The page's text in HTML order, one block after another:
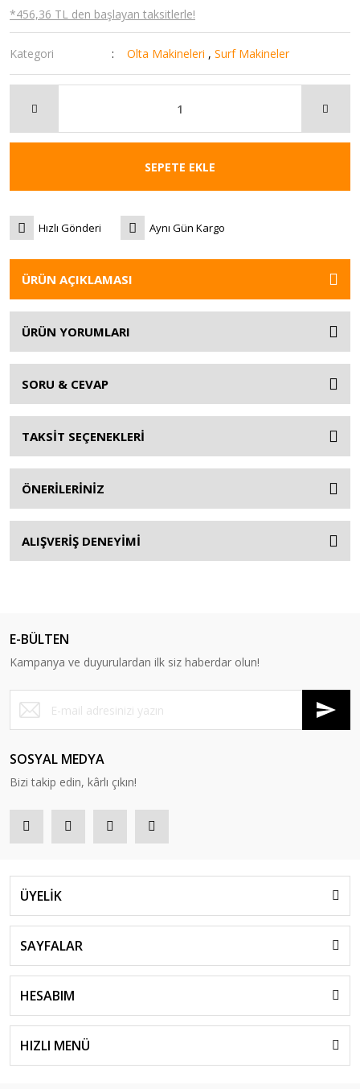
*456,36 TL den başlayan taksitlerle!
Kategori Olta Makineleri ,Surf Makineler
SEPETE EKLE
Hızlı Gönderi Aynı Gün Kargo
ÜRÜN AÇIKLAMASI
ÜRÜN YORUMLARI
SORU & CEVAP
TAKSİT SEÇENEKLERİ
ÖNERİLERİNİZ
ALIŞVERİŞ DENEYİMİ
E-BÜLTEN
Kampanya ve duyurulardan ilk siz haberdar olun!
SOSYAL MEDYA
Bizi takip edin, kârlı çıkın!
ÜYELİK
SAYFALAR
HESABIM
HIZLI MENÜ